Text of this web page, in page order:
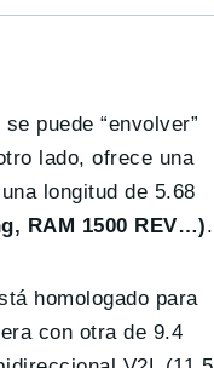
puede “envolver”
lado, ofrece una
longitud de 5.68
RAM 1500 REV…).
homologado para
con otra de 9.4